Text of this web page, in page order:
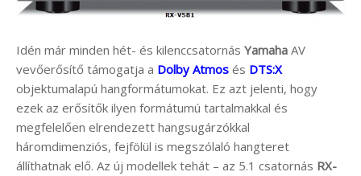
Idén már minden hét- és kilenccsatornás Yamaha AV
vevőerősítő támogatja a Dolby Atmos és DTS:X
objektumalapú hangformátumokat. Ez azt jelenti, hogy
ezek az erősítők ilyen formátumú tartalmakkal és
megfelelően elrendezett hangsugárzókkal
háromdimenziós, fejfölül is megszólaló hangteret
állíthatnak elő. Az új modellek tehát – az 5.1 csatornás RX-